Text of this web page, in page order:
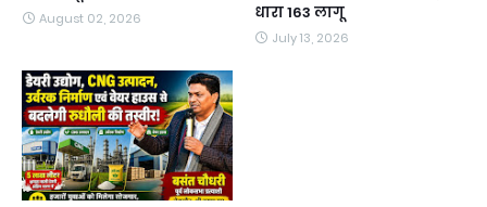
August 02, 2026
धारा 163 लागू
July 13, 2026